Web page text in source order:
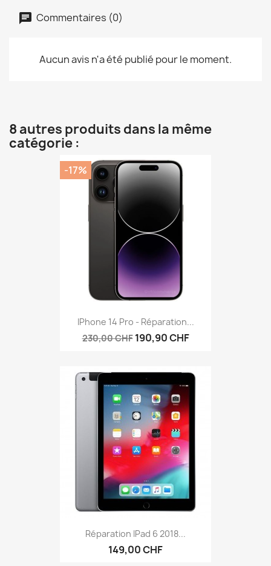
Commentaires (0)
Aucun avis n'a été publié pour le moment.
8 autres produits dans la même
catégorie :
IPhone 14 Pro - Réparation...
230,00 CHF 190,90 CHF
-17%
Réparation IPad 6 2018...
149,00 CHF